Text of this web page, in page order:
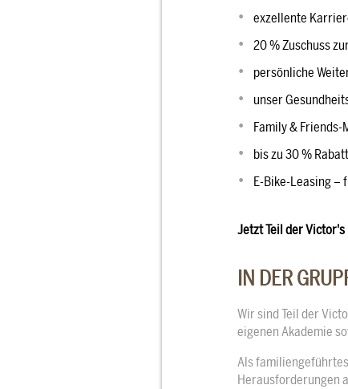
exzellente
20 % Zuschuss
persönliche
unser
Family &
bis zu 30 %
E-Bike-Leasing –
Jetzt Teil der
IN DER
Wir sind Teil der
eigenen Akademie
Als
Herausforderungen